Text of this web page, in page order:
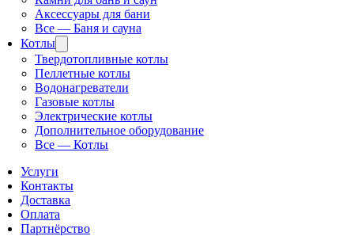
Аксессуары для бани
Все — Баня и сауна
Котлы
Твердотопливные котлы
Пеллетные котлы
Водонагреватели
Газовые котлы
Электрические котлы
Дополнительное оборудование
Все — Котлы
Услуги
Контакты
Доставка
Оплата
Партнёрство